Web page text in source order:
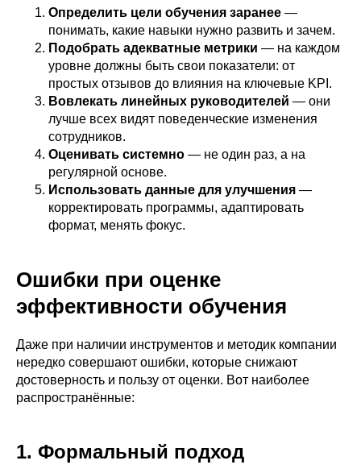
Определить цели обучения заранее —
понимать, какие навыки нужно развить и зачем.
Подобрать адекватные метрики — на каждом
уровне должны быть свои показатели: от
простых отзывов до влияния на ключевые KPI.
Вовлекать линейных руководителей — они
лучше всех видят поведенческие изменения
сотрудников.
Оценивать системно — не один раз, а на
регулярной основе.
Использовать данные для улучшения —
корректировать программы, адаптировать
формат, менять фокус.
Ошибки при оценке
эффективности обучения
Даже при наличии инструментов и методик компании
нередко совершают ошибки, которые снижают
достоверность и пользу от оценки. Вот наиболее
распространённые:
1. Формальный подход